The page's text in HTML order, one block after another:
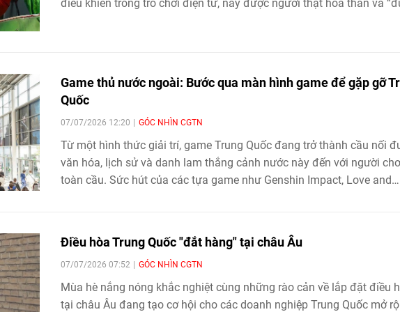
điều khiển trong trò chơi điện tử, nay được người thật hóa thân và
Game thủ nước ngoài: Bước qua màn hình game để gặp gỡ
Quốc
07/07/2026 12:20 GÓC NHÌN CGTN
Từ một hình thức giải trí, game Trung Quốc đang trở thành cầu nối
văn hóa, lịch sử và danh lam thắng cảnh nước này đến với người
toàn cầu. Sức hút của các tựa game như Genshin Impact, Love and
Điều hòa Trung Quốc "đắt hàng" tại châu Âu
07/07/2026 07:52 GÓC NHÌN CGTN
Mùa hè nắng nóng khắc nghiệt cùng những rào cản về lắp đặt điều
tại châu Âu đang tạo cơ hội cho các doanh nghiệp Trung Quốc mở